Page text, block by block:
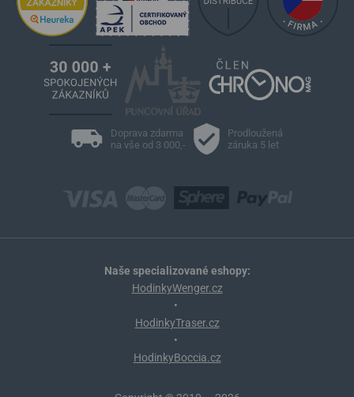
Doprava zdarma
na vše od 3 000,-
Prodloužená
záruka 5 let
Naše specializované eshopy:
HodinkyWenger.cz
•
HodinkyTraser.cz
•
HodinkyBoccia.cz